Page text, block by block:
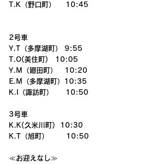
T.K（野口町）    10:45
2号車
Y.T（多摩湖町） 9:55
T.O(美住町)　10:05
Y.M（廻田町）   10:20
E.M（多摩湖町）10:35
K.I（諏訪町）     10:50
3号車
K.K(久米川町)  10:30
K.T（旭町）       10:50
≪お迎えなし≫